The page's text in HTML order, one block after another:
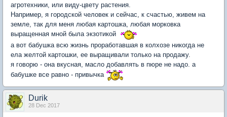
агротехники, или виду-цвету растения.
Например, я городской человек и сейчас, к счастью, живем на
земле, так для меня любая картошка, любая морковка
выращенная мной была экзотикой
а вот бабушка всю жизнь проработавшая в колхозе никогда не
ела желтой картошки, ее выращивали только на продажу.
я говорю - она вкусная, масло добавлять в пюре не надо. а
бабушке все равно - привычка
Durik
28 Dec 2017